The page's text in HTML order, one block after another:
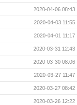
2020-04-06 08:43
2020-04-03 11:55
2020-04-01 11:17
2020-03-31 12:43
2020-03-30 08:06
2020-03-27 11:47
2020-03-27 08:42
2020-03-26 12:22